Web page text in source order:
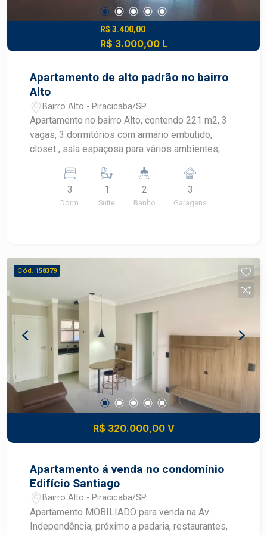
R$ 3.400,00
R$ 3.000,00 L
Apartamento de alto padrão no bairro
Alto
Bairro Alto - Piracicaba/SP
Apartamento no bairro Alto, contendo 221 m2, 3
vagas, 3 dormitórios com armário embutido,
closet , sala espaçosa para vários ambientes,
banheiro de empregada, área de serviço. Área de
lazer completo: piscinas, sala de fitness,
churrasqueira, sala de jogos, quadra poliesportiva
3
Dorm.
1
Suite
2
Banho
3
Garagens
Cód. 158379
R$ 320.000,00 V
Apartamento á venda no condomínio
Edifício Santiago
Bairro Alto - Piracicaba/SP
Apartamento MOBILIADO para venda na Av.
Independência, próximo a padaria, restaurantes,